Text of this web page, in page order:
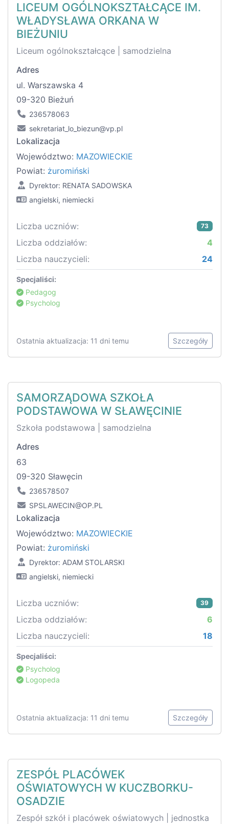
LICEUM OGÓLNOKSZTAŁCĄCE IM.
WŁADYSŁAWA ORKANA W
BIEŻUNIU
Liceum ogólnokształcące | samodzielna
Adres
ul. Warszawska 4
09-320 Bieżuń
236578063
sekretariat_lo_biezun@vp.pl
Lokalizacja
Województwo: MAZOWIECKIE
Powiat: żuromiński
Dyrektor: RENATA SADOWSKA
angielski, niemiecki
Liczba uczniów: 73
Liczba oddziałów:
4
Liczba nauczycieli:
24
Specjaliści:
Pedagog
Psycholog
Ostatnia aktualizacja: 11 dni temu Szczegóły
SAMORZĄDOWA SZKOŁA
PODSTAWOWA W SŁAWĘCINIE
Szkoła podstawowa | samodzielna
Adres
63
09-320 Sławęcin
236578507
SPSLAWECIN@OP.PL
Lokalizacja
Województwo: MAZOWIECKIE
Powiat: żuromiński
Dyrektor: ADAM STOLARSKI
angielski, niemiecki
Liczba uczniów: 39
Liczba oddziałów:
6
Liczba nauczycieli:
18
Specjaliści:
Psycholog
Logopeda
Ostatnia aktualizacja: 11 dni temu Szczegóły
ZESPÓŁ PLACÓWEK
OŚWIATOWYCH W KUCZBORKU-
OSADZIE
Zespół szkół i placówek oświatowych | jednostka